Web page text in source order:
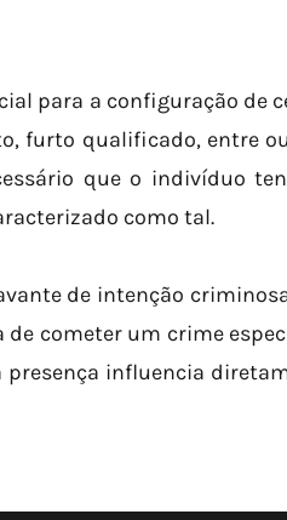
para a configuração de
furto qualificado, entre
que o indivíduo
como tal.
de intenção
de cometer um crime
influencia